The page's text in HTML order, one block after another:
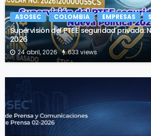
ASOSEC COLOMBIA EMPRESAS
Supervisión del PTEE seguridad privada:
2026
24 abril, 2026 633 views